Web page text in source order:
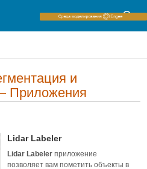
1
1
и
Приложения
Lidar Labeler
Lidar Labeler приложение
позволяет вам пометить объекты в